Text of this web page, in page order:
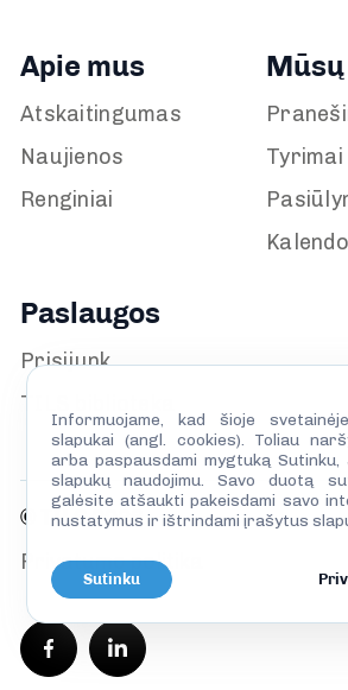
Apie mus
Atskaitingumas
Naujienos
Renginiai
Tyrimai
Paslaugos
Prisijunk
TILS biblioteka
© TILS 2026
Privatumo politika
Informuojame, kad šioje
slapukai (angl. cookies). Toliau
arba paspausdami mygtuką
slapukų naudojimu. Savo duotą
galėsite atšaukti pakeisdami savo
nustatymus ir ištrindami įrašytus
Sutinku